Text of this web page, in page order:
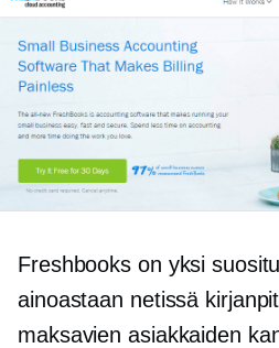
Freshbooks on yksi
ainoastaan ​​netissä
maksavien asiakkaiden